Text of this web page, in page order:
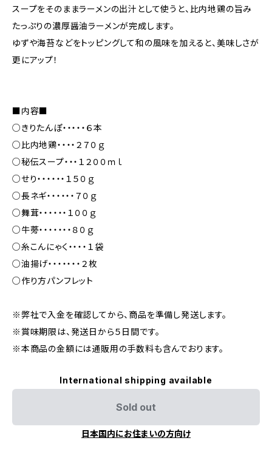
スープをそのままラーメンの出汁として使うと、比内地鶏の旨み
たっぷりの濃厚醤油ラーメンが完成します。
ゆずや海苔などをトッピングして和の風味を加えると、美味しさが
更にアップ！
■内容■
○きりたんぽ・・・・・６本
○比内地鶏・・・・２７０ｇ
○秘伝スープ・・・１２００ｍｌ
○せり・・・・・・１５０ｇ
○長ネギ・・・・・・７０ｇ
○舞茸・・・・・・１００ｇ
○牛蒡・・・・・・・８０ｇ
○糸こんにゃく・・・・１袋
○油揚げ・・・・・・・２枚
○作り方パンフレット
※弊社で入金を確認してから、商品を準備し発送します。
※賞味期限は、発送日から５日間です。
※本商品の金額には通販用の手数料も含んでおります。
International shipping available
Sold out
日本国内にお住まいの方向け